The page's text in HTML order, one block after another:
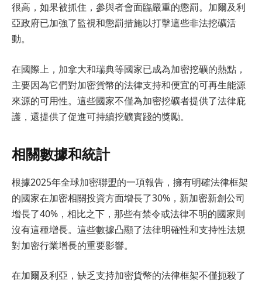
很高，如果被抓住，參與者會面臨嚴重的懲罰。加爾及利
亞政府已加強了監視和懲罰措施以打擊這些非法挖礦活
動。
在國際上，加拿大和瑞典等國家已成為加密挖礦的熱點，
主要因為它們對加密貨幣的法律支持和便宜的可再生能源
來源的可用性。這些國家不僅為加密挖礦者提供了法律庇
護，還提供了促進可持續挖礦實踐的獎勵。
相關數據和統計
根據2025年全球加密聯盟的一項報告，擁有明確法律框架
的國家在加密相關投資方面增長了30%，新加密新創公司
增長了40%，相比之下，那些有禁令或法律不明的國家則
沒有這種增長。這些數據凸顯了法律明確性和支持性法規
對加密行業增長的重要影響。
在加爾及利亞，缺乏支持加密貨幣的法律框架不僅扼殺了